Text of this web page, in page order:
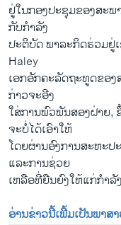
ຢູ່​ໃນ​ກອງ​ປະຊຸມ​ຂອງ​ສະ
ກັບກໍາລັງ
ປະຕິບັດ ​ພາລະກິດ​ຮ່ວມ​ຢູ່
Haley
ເອກ​ອັກຄະ​ລັດຖະທູດ​ຂອງ​
ກ່າວ​ຈ​ະອີງ
ໃສ່​ການພົວພັນ​ສອງ​ຝ່າຍ,
ຈະ​ບໍ່​ໄດ້ເອົາໃຫ້
ໂດຍ​ຜ່ານອົງການ​ສະຫະ​ປ
ແລະ​ການ​ຊ່ວຍ​
ເຫລື​ອທີ່​ຍືນ​ຍົງ​ໃຫ້​ແກ່​ກໍາລັ
ອ່ານຂ່າວນີ້ເພີ້ມເປັນພາສ